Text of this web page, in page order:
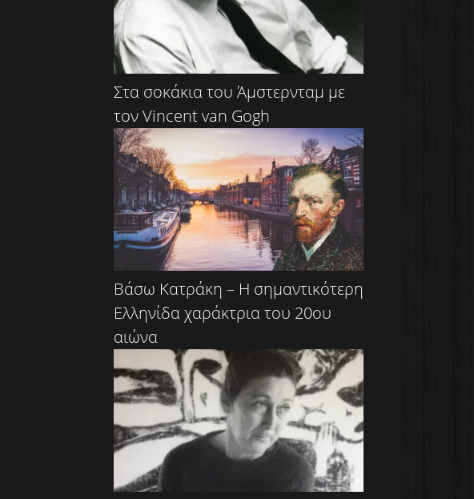
Στα σοκάκια του Άμστερνταμ με
τον Vincent van Gogh
Βάσω Κατράκη – Η σημαντικότερη
Ελληνίδα χαράκτρια του 20ου
αιώνα